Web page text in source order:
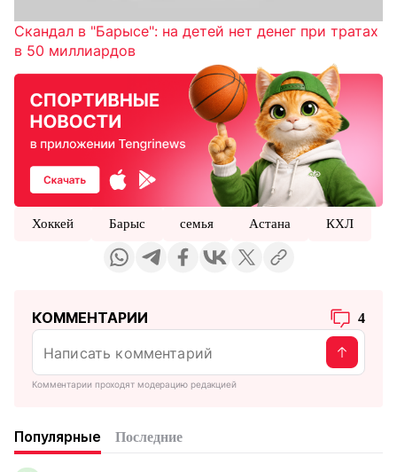
Скандал в "Барысе": на детей нет денег при тратах
в 50 миллиардов
Хоккей Барыс семья Астана КХЛ
КОММЕНТАРИИ 4
Комментарии проходят модерацию редакцией
Популярные Последние